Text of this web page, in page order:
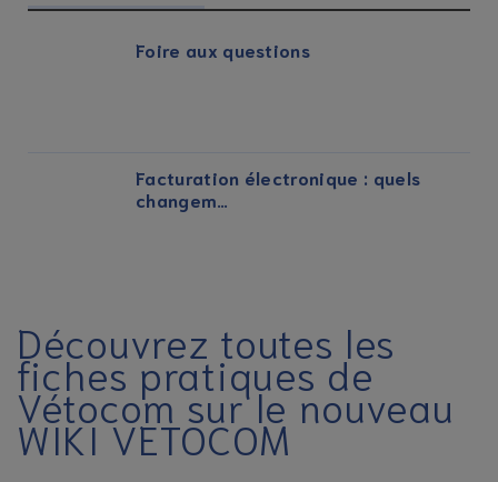
Foire aux questions
Facturation électronique : quels
changem…
Découvrez toutes les
fiches pratiques de
Vétocom sur le nouveau
WIKI VETOCOM